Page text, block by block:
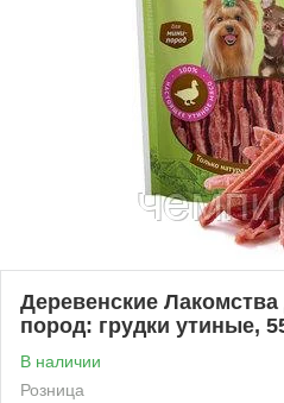
Деревенские
пород: грудки утиные,
В наличии
Розница